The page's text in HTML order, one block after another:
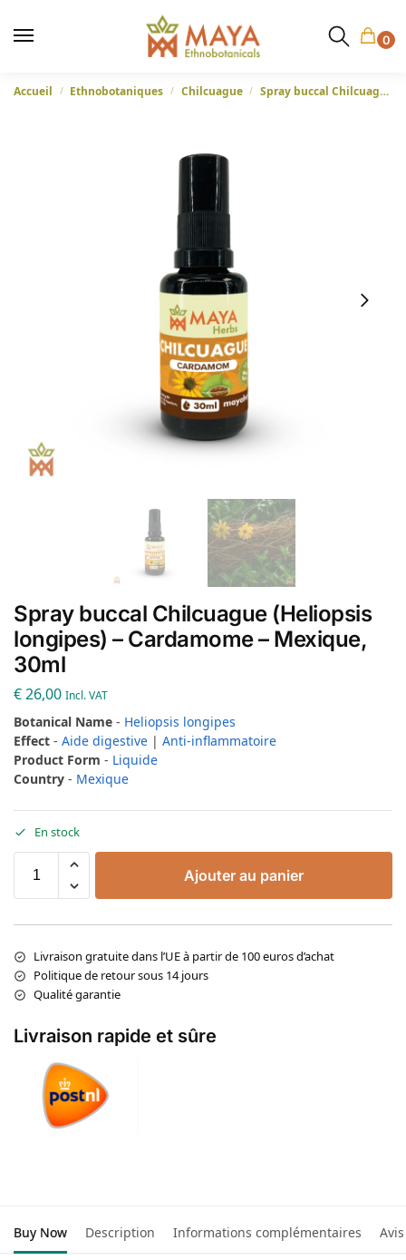
0
Accueil / Ethnobotaniques / Chilcuague / Spray buccal Chilcuague (Heliopsis longipes) – Cardamome – Mexique, 30ml
Spray buccal Chilcuague (Heliopsis
longipes) – Cardamome – Mexique,
30ml
€26,00 Incl. VAT
Botanical Name - Heliopsis longipes
Effect - Aide digestive | Anti-inflammatoire
Product Form - Liquide
Country - Mexique
En stock
Ajouter au panier
Livraison gratuite dans l’UE à partir de 100 euros d’achat
Politique de retour sous 14 jours
Qualité garantie
Livraison rapide et sûre
Buy Now Description Informations complémentaires Avis